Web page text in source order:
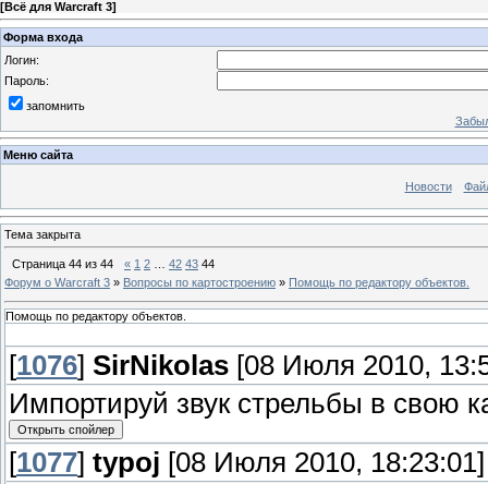
[Всё для Warcraft 3]
Форма входа
Логин:
Пароль:
запомнить
Меню сайта
Новости
Тема закрыта
Страница 44 из 44 « 1 2 42 43 44
Форум о Warcraft 3 » Вопросы по картостроению » Помощь по редактору объектов.
Помощь по редактору объектов.
[1076] SirNikolas [08 Июля 2010,
Импортируй звук стрельбы в свою
[1077] typoj [08 Июля 2010, 18:23:01]